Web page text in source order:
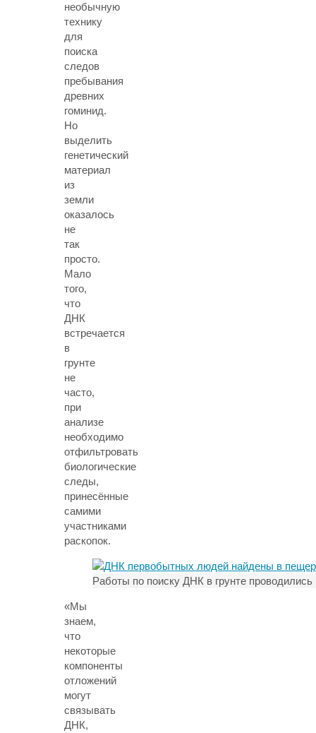
необычную
технику
для
поиска
следов
пребывания
древних
гоминид.
Но
выделить
генетический
материал
из
земли
оказалось
не
так
просто.
Мало
того,
что
ДНК
встречается
в
грунте
не
часто,
при
анализе
необходимо
отфильтровать
биологические
следы,
принесённые
самими
участниками
раскопок.
Работы по поиску ДНК в грунте
«Мы
знаем,
что
некоторые
компоненты
отложений
могут
связывать
ДНК,